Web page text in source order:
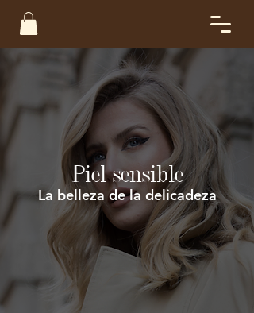
Piel sensible
La belleza de la delicadeza